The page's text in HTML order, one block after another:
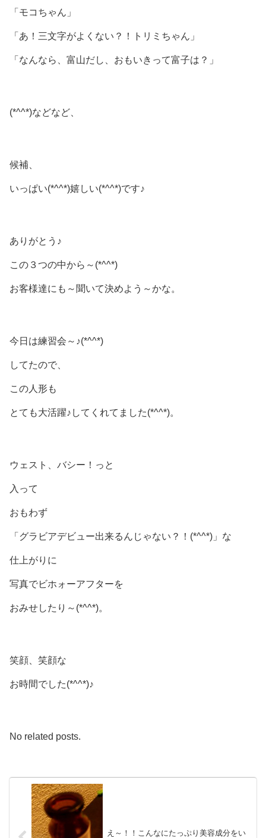
「モコちゃん」
「あ！三文字がよくない？！トリミちゃん」
「なんなら、富山だし、おもいきって富子は？」
(*^^*)などなど、
候補、
いっぱい(*^^*)嬉しい(*^^*)です♪
ありがとう♪
この３つの中から～(*^^*)
お客様達にも～聞いて決めよう～かな。
今日は練習会～♪(*^^*)
してたので、
この人形も
とても大活躍♪してくれてました(*^^*)。
ウェスト、バシー！っと
入って
おもわず
「グラビアデビュー出来るんじゃない？！(*^^*)」な
仕上がりに
写真でビホォーアフターを
おみせしたり～(*^^*)。
笑顔、笑顔な
お時間でした(*^^*)♪
No related posts.
え～！！こんなにたっぷり美容成分をい